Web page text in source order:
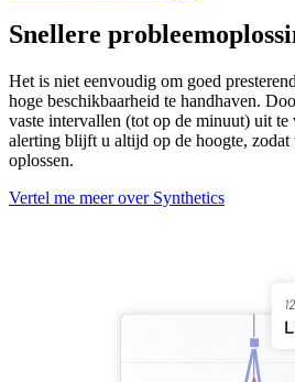
Snellere
Het is niet eenvoudig om goed
hoge beschikbaarheid te handhaven.
vaste intervallen (tot op de minuut) uit te
alerting blijft u altijd op de hoogte, zodat
oplossen.
Vertel me meer over Synthetics